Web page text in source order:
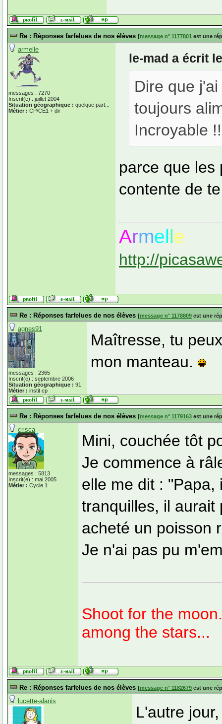
Re : Réponses farfelues de nos élèves [message n° 1177801 est une
armelle
messages : 7270
Inscrit(e) : juillet 2004
Situation géographique : quelque part...
Métier : CP/CE1 + dir
le-mad a écrit
Dire que
toujours
Incroyable
parce que les
contente de
Armelle
http://
Re : Réponses farfelues de nos élèves [message n° 1178809 est une
agnes91
messages : 2365
Inscrit(e) : septembre 2006
Situation géographique : 91
Métier : instit cp
Maîtresse, tu
mon manteau.
Re : Réponses farfelues de nos élèves [message n° 1179163 est une
crisca
messages : 5813
Inscrit(e) : mai 2005
Métier : Cycle 1
Mini, couchée tôt
Je commence à
elle me dit : "Papa,
tranquilles, il aurait
acheté un poisson
Je n'ai pas pu
Shoot for the
among the stars...
Re : Réponses farfelues de nos élèves [message n° 1182679 est une
lucette-alanis
L'autre